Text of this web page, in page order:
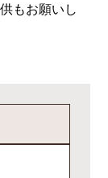
もお願いし